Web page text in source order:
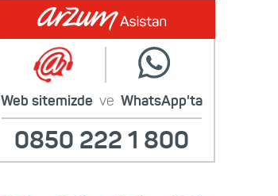
Web sitemizde ve WhatsApp'ta
0850 222 1 800